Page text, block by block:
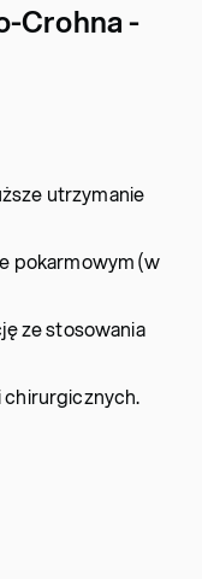
Crohna -
utrzymanie
pokarmowym (w
ze stosowania
chirurgicznych.